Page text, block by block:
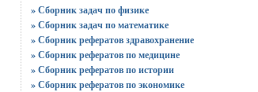
» Сборник задач по физике
» Сборник задач по математике
» Сборник рефератов здравохранение
» Сборник рефератов по медицине
» Сборник рефератов по истории
» Сборник рефератов по экономике